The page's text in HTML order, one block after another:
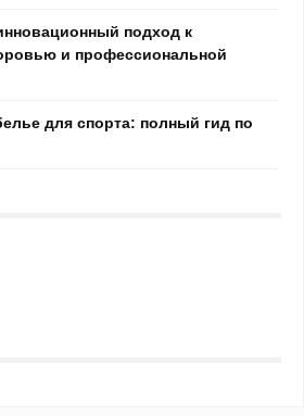
подход к
и профессиональной
для спорта: полный гид по